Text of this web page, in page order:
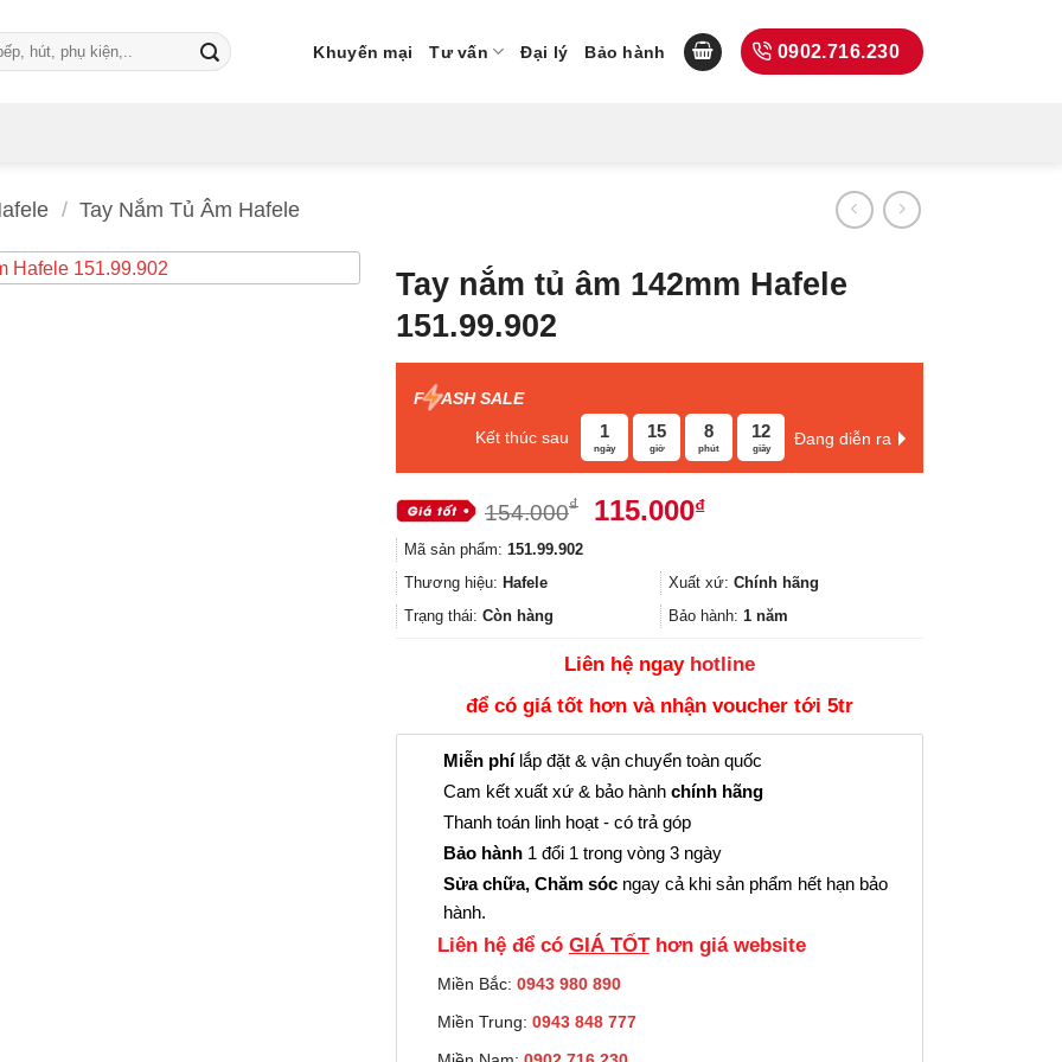
Khuyến mại Tư vấn Đại lý Bảo hành 0902.716.230
/ Tay Nắm Tủ Âm Hafele
Tay nắm tủ âm 142mm Hafele
151.99.902
F ASH SALE
Kết thúc sau 1
ngày
15
giờ
8
phút
11
giây
Đang diễn ra
154.000₫
Giá
154.000₫.
115.000₫Giá
là:
115.000₫.
Mã sản phẩm: 151.99.902
Thương hiệu: Hafele Xuất xứ: Chính hãng
Trạng thái: Còn hàng Bảo hành: 1 năm
Liên hệ ngay hotline
để có giá tốt hơn và nhận voucher tới 5tr
Miễn phílắp đặt & vận chuyển toàn quốc
Cam kết xuất xứ & bảo hành chính hãng
Thanh toán linh hoạt - có trả góp
Bảo hành 1 đổi 1 trong vòng 3 ngày
Sửa chữa, Chăm sóc ngay cả khi sản phẩm hết hạn bảo
hành.
Liên hệ để có GIÁ TỐThơn giá website
Miền Bắc: 0943 980 890
Miền Trung: 0943 848 777